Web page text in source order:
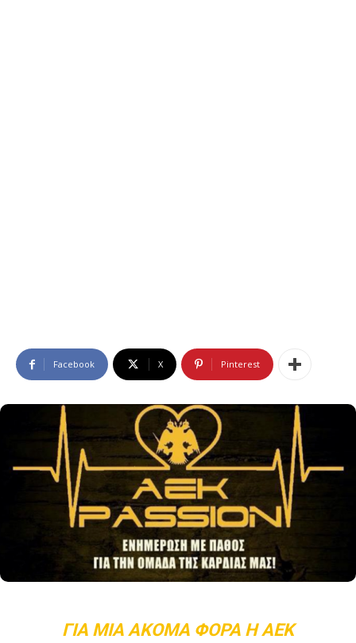
Facebook X Pinterest
ΓΙΑ ΜΊΑ ΑΚΌΜΑ ΦΟΡΆ Η ΑΕΚ